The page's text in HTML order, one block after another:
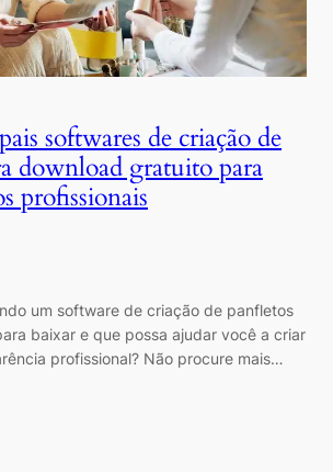
softwares de criação de
download gratuito para
profissionais
um software de criação de panfletos
baixar e que possa ajudar você a criar
profissional? Não procure mais…